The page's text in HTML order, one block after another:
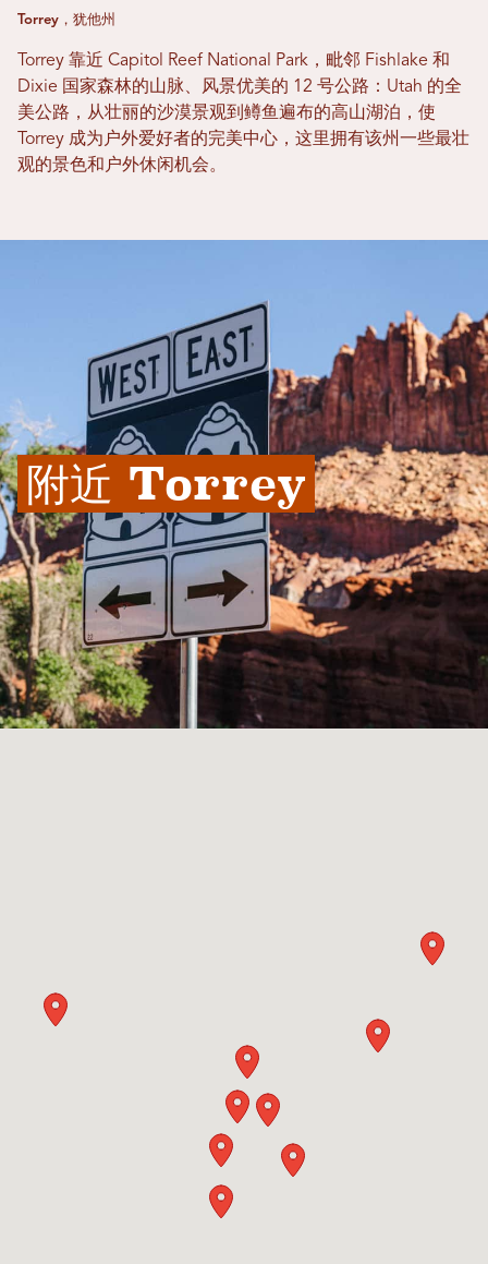
Torrey，犹他州
Torrey 靠近 Capitol Reef National Park，毗邻 Fishlake 和
Dixie 国家森林的山脉、风景优美的 12 号公路：Utah 的全
美公路，从壮丽的沙漠景观到鳟鱼遍布的高山湖泊，使
Torrey 成为户外爱好者的完美中心，这里拥有该州一些最壮
观的景色和户外休闲机会。
附近 Torrey